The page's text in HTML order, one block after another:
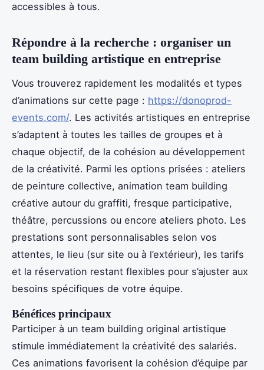
accessibles à tous.
Répondre à la recherche : organiser un
team building artistique en entreprise
Vous trouverez rapidement les modalités et types
d’animations sur cette page : https://donoprod-
events.com/. Les activités artistiques en entreprise
s’adaptent à toutes les tailles de groupes et à
chaque objectif, de la cohésion au développement
de la créativité. Parmi les options prisées : ateliers
de peinture collective, animation team building
créative autour du graffiti, fresque participative,
théâtre, percussions ou encore ateliers photo. Les
prestations sont personnalisables selon vos
attentes, le lieu (sur site ou à l’extérieur), les tarifs
et la réservation restant flexibles pour s’ajuster aux
besoins spécifiques de votre équipe.
Bénéfices principaux
Participer à un team building original artistique
stimule immédiatement la créativité des salariés.
Ces animations favorisent la cohésion d’équipe par